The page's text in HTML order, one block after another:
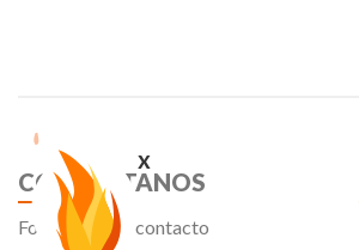
x
CONTÁCTANOS
Formulario de contacto